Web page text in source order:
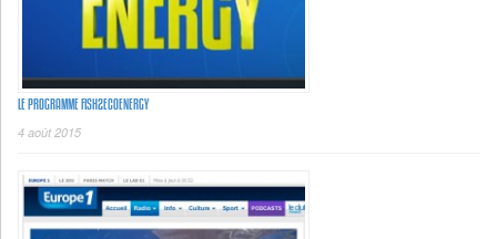
LE PROGRAMME FISH2ECOENERGY
4 août 2015